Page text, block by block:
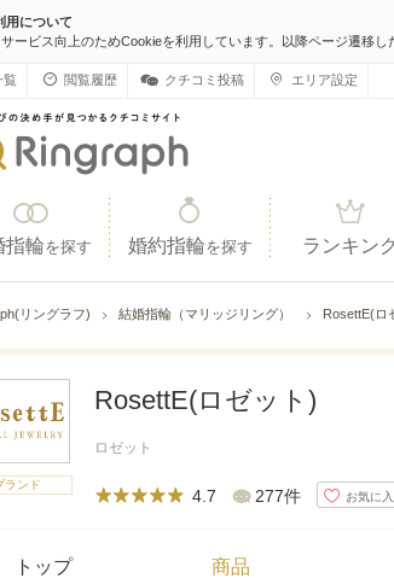
用について
ービス向上のためCookieを利用しています。以降ページ遷移し
覧 閲覧履歴 クチコミ投稿 エリア設定
指輪を探す 婚約指輪を探す ランキン
リングラフ) 結婚指輪（マリッジリング） RosettE(ロ
ランド
RosettE(ロゼット)
ロゼット
4.7 277件 お気に
トップ 商品